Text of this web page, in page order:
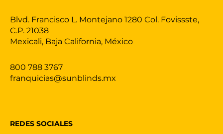
800 788 3767
franquicias@sunblinds.mx
Blvd. Francisco L. Montejano 1280 Col. Fovissste,
C.P. 21038
Mexicali, Baja California, México
REDES SOCIALES